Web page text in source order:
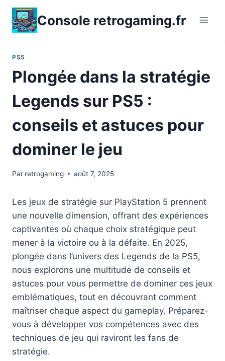
Aller
contenu
Console retrogaming.fr
PS5
Plongée dans la stratégie
Legends sur PS5 :
conseils et astuces pour
dominer le jeu
Par retrogaming août 7, 2025
Les jeux de stratégie sur PlayStation 5 prennent
une nouvelle dimension, offrant des expériences
captivantes où chaque choix stratégique peut
mener à la victoire ou à la défaite. En 2025,
plongée dans l’univers des Legends de la PS5,
nous explorons une multitude de conseils et
astuces pour vous permettre de dominer ces jeux
emblématiques, tout en découvrant comment
maîtriser chaque aspect du gameplay. Préparez-
vous à développer vos compétences avec des
techniques de jeu qui raviront les fans de
stratégie.